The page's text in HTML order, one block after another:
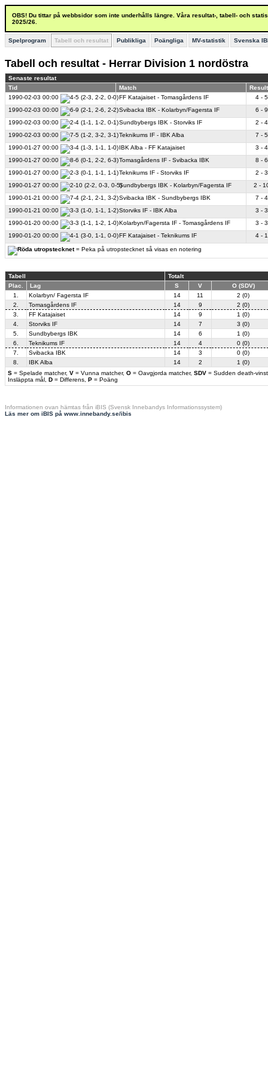
OBS! Du tittar på webbsidor som inte underhålls längre. Våra resultat-, tabell- och
2025/26.
Spelprogram Tabell och resultat Publikliga Poängliga MV-statistik Svenska
Tabell och resultat - Herrar Division 1 nordöstra
Senaste resultat
Tid
Match
= Peka på utropstecknet så visas en notering
1990-02-03 00:00 FF Katajaiset - Tomasgårdens IF
4 - 5
1990-02-03 00:00 Svibacka IBK - Kolarbyn/Fagersta IF
6 - 9
1990-02-03 00:00 Sundbybergs IBK - Storviks IF
2 - 4
1990-02-03 00:00 Teknikums IF - IBK Alba
7 - 5
1990-01-27 00:00 IBK Alba - FF Katajaiset
3 - 4
1990-01-27 00:00 Tomasgårdens IF - Svibacka IBK
8 - 6
1990-01-27 00:00 Teknikums IF - Storviks IF
2 - 3
1990-01-27 00:00 Sundbybergs IBK - Kolarbyn/Fagersta IF
2 -
1990-01-21 00:00 Svibacka IBK - Sundbybergs IBK
7 - 4
1990-01-21 00:00 Storviks IF - IBK Alba
3 - 3
1990-01-20 00:00 Kolarbyn/Fagersta IF - Tomasgårdens IF
3 - 3
1990-01-20 00:00 FF Katajaiset - Teknikums IF 4 - 1
Tabell
Totalt
Plac.
Lag S V O (SDV)
S = Spelade matcher, V = Vunna matcher, O = Oavgjorda matcher, SDV = Sudden death-
Insläppta mål, D = Differens, P = Poäng
1. Kolarbyn/ Fagersta IF 14 11
2 (0)
2.
Tomasgårdens IF 14 9
2 (0)
3.
FF Katajaiset 14 9
1 (0)
4.
Storviks IF 14 7
3 (0)
5.
Sundbybergs IBK 14 6
1 (0)
6.
Teknikums IF 14 4
0 (0)
7.
Svibacka IBK 14 3
0 (0)
8.
IBK Alba 14 2 1 (0)
Informationen ovan hämtas från iBIS (Svensk Innebandys Informationssystem)
Läs mer om iBIS på www.innebandy.se/ibis